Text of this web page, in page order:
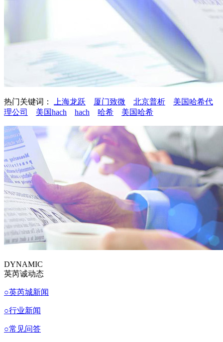
热门关键词： 上海龙跃 厦门致微 北京普析
美国哈希代
理公司
美国hach hach 哈希 美国哈希
DYNAMIC
英芮诚动态
○英芮城新闻
○行业新闻
○常见问答